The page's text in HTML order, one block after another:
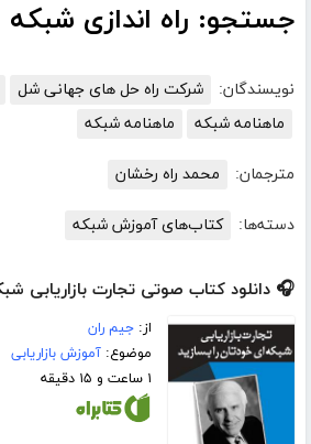
جستجو: راه اندازی شبکه
نویسندگان: شرکت راه حل های جهانی شل
ماهنامه شبکه
ماهنامه شبکه
مترجمان: محمد راه رخشان
دسته‌ها: کتاب‌های آموزش شبکه
🎧 دانلود کتاب صوتی تجارت بازاریابی
از:جیم ران
موضوع:آموزش بازاریابی
۱ ساعت و ۱۵ دقیقه